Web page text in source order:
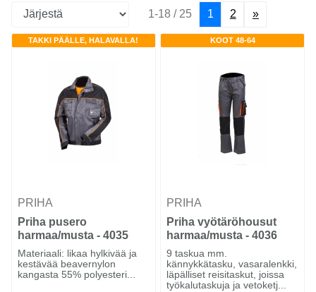
1-18 / 25 1 2 »
TAKKI PÄÄLLE, HALAVALLA!
PRIHA
Priha pusero
harmaa/musta - 4035
Materiaali: likaa hylkivää ja
kestävää beavernylon
kangasta 55% polyesteri...
KOOT 48-64
PRIHA
Priha vyötäröhousut
harmaa/musta - 4036
9 taskua mm.
kännykkätasku, vasaralenkki,
läpälliset reisitaskut, joissa
työkalutaskuja ja vetoketj...